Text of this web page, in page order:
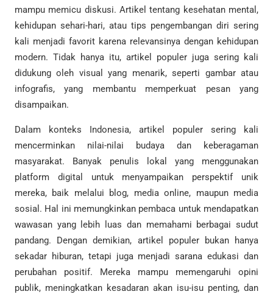
mampu memicu diskusi. Artikel tentang kesehatan mental,
kehidupan sehari-hari, atau tips pengembangan diri sering
kali menjadi favorit karena relevansinya dengan kehidupan
modern. Tidak hanya itu, artikel populer juga sering kali
didukung oleh visual yang menarik, seperti gambar atau
infografis, yang membantu memperkuat pesan yang
disampaikan.
Dalam konteks Indonesia, artikel populer sering kali
mencerminkan nilai-nilai budaya dan keberagaman
masyarakat. Banyak penulis lokal yang menggunakan
platform digital untuk menyampaikan perspektif unik
mereka, baik melalui blog, media online, maupun media
sosial. Hal ini memungkinkan pembaca untuk mendapatkan
wawasan yang lebih luas dan memahami berbagai sudut
pandang. Dengan demikian, artikel populer bukan hanya
sekadar hiburan, tetapi juga menjadi sarana edukasi dan
perubahan positif. Mereka mampu memengaruhi opini
publik, meningkatkan kesadaran akan isu-isu penting, dan